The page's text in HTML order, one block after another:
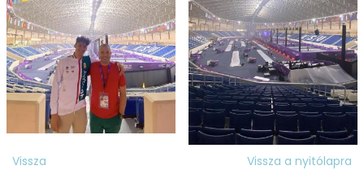
Vissza Vissza a nyitólapra